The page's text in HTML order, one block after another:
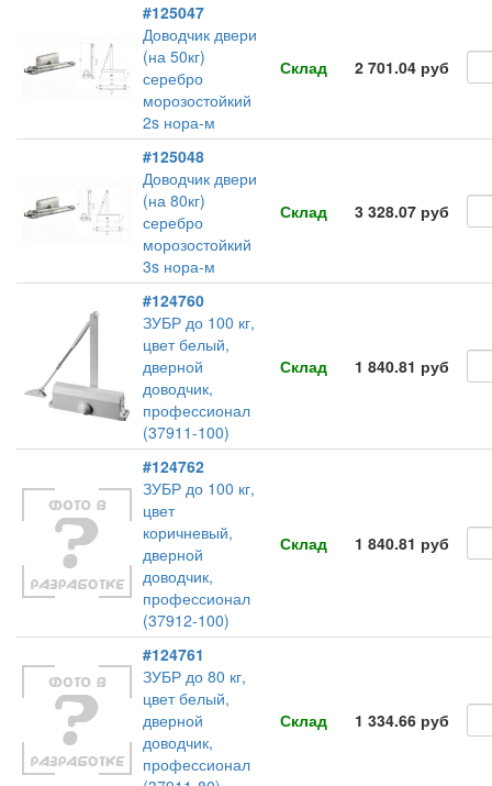
#125047
Доводчик двери
(на 50кг)
серебро
морозостойкий
2s нора-м
Склад 2 701.04 руб
#125048
Доводчик двери
(на 80кг)
серебро
морозостойкий
3s нора-м
Склад 3 328.07 руб
#124760
ЗУБР до 100 кг,
цвет белый,
дверной
доводчик,
профессионал
(37911-100)
Склад 1 840.81 руб
#124762
ЗУБР до 100 кг,
цвет
коричневый,
дверной
доводчик,
профессионал
(37912-100)
Склад 1 840.81 руб
#124761
ЗУБР до 80 кг,
цвет белый,
дверной
доводчик,
профессионал
Склад 1 334.66 руб